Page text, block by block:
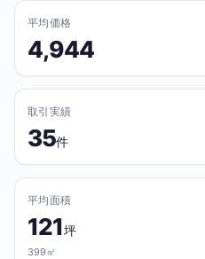
平均価格
4,944
取引実績
35件
平均面積
121坪
399㎡